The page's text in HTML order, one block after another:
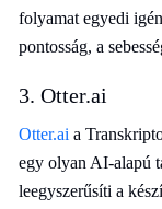
folyamat egyedi
pontosság, a
3. Otter.ai
Otter.ai a
egy olyan AI-alapú
leegyszerűsíti a